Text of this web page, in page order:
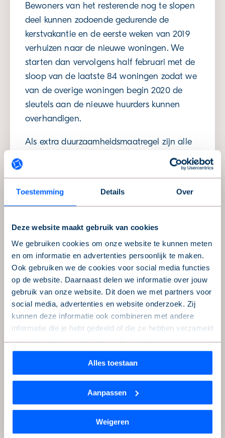
Toestemming Details Over
Deze website maakt gebruik van cookies
We gebruiken cookies om onze website te kunnen meten
en om informatie en advertenties persoonlijk te maken.
Ook gebruiken we de cookies voor social media functies
op de website. Daarnaast delen we informatie over jouw
gebruik van onze website. Dit doen we met partners voor
social media, advertenties en website onderzoek. Zij
kunnen deze informatie ook combineren met andere
informatie die je hebt gedeeld of die ze hebben verzameld
op basis van jouw gebruik van hun services.
Wil je je keuze aanpassen of je toestemming intrekken?
Dat kan op elk moment via de link ‘cookieverklaring’
We werken samen met1 derdedie uw gegevens kunnen
ontvangen en verwerken.
Alles toestaan
Aanpassen
Weigeren
Bewoners van het resterende nog te slopen
deel kunnen zodoende gedurende de
kerstvakantie en de eerste weken van 2019
verhuizen naar de nieuwe woningen. We
starten dan vervolgens half februari met de
sloop van de laatste 84 woningen zodat we
van de overige woningen begin 2020 de
sleutels aan de nieuwe huurders kunnen
overhandigen.
Als extra duurzaamheidsmaatregel zijn alle
woningen voorzien van laagtemperatuur
Gedurende de uitvoering van de
uit Apeldoorn het nog te realiseren gedeelte
van fase 2 aangepast zodat deze laatste
woningen compleet van het gas af zijn.
Twee pelletgestookte cv-ketels gaan de
woningen van fase 2 voorzien van
warmtapwater en warmte.
Datum
31 oktober 2018
Deel dit bericht